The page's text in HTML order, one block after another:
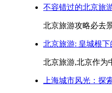
不容错过的北京旅
北京旅游攻略必去
北京旅游: 皇城根
北京旅游,北京作为
上海城市风光：探